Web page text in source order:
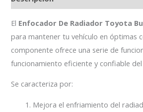
El Enfocador De Radiador Toyota
para mantener tu vehículo en óptimas
componente ofrece una serie de
funcionamiento eficiente y confiable
Se caracteriza por:
Mejora el enfriamiento del